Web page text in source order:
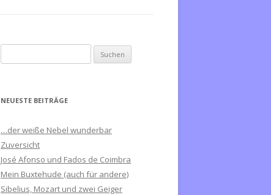
u
h
n
a
c
h
NEUESTE BEITRÄGE
…der weiße Nebel wunderbar
Zuversicht
José Afonso und Fados de Coimbra
Mein Buxtehude (auch für andere)
Sibelius, Mozart und zwei Geiger